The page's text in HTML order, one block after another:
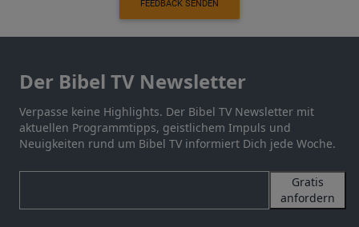
FEEDBACK SENDEN
Der Bibel TV Newsletter
Verpasse keine Highlights. Der Bibel TV Newsletter mit
aktuellen Programmtipps, geistlichem Impuls und
Neuigkeiten rund um Bibel TV informiert Dich jede Woche.
Gratis
anfordern